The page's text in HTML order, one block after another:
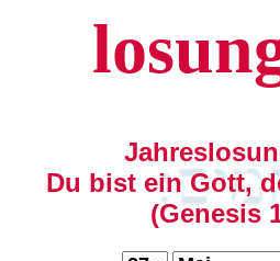
Du bist ein Gott,
(Genesis